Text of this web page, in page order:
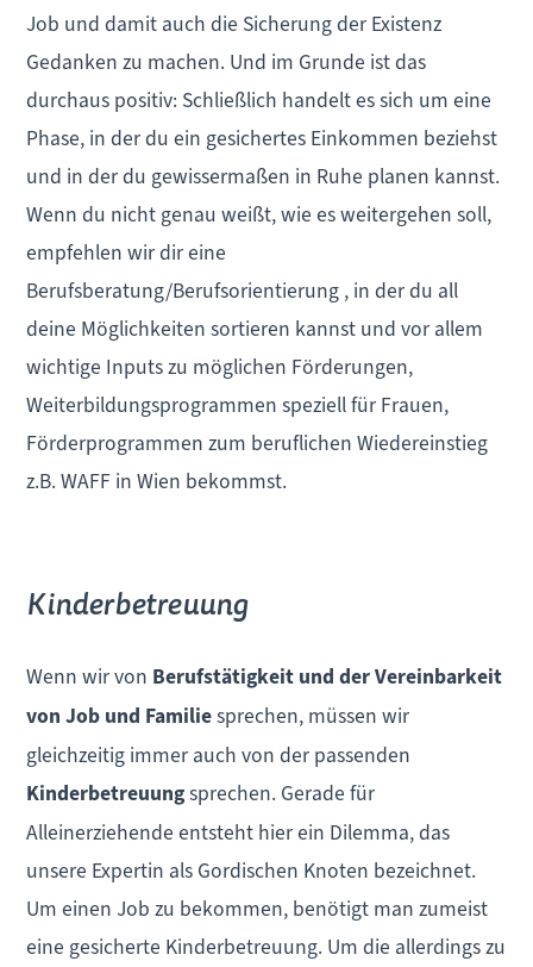
Job und damit auch die Sicherung der Existenz
Gedanken zu machen. Und im Grunde ist das
durchaus positiv: Schließlich handelt es sich um eine
Phase, in der du ein gesichertes Einkommen beziehst
und in der du gewissermaßen in Ruhe planen kannst.
Wenn du nicht genau weißt, wie es weitergehen soll,
empfehlen wir dir eine
Berufsberatung/Berufsorientierung , in der du all
deine Möglichkeiten sortieren kannst und vor allem
wichtige Inputs zu möglichen Förderungen,
Weiterbildungsprogrammen speziell für Frauen,
Förderprogrammen zum beruflichen Wiedereinstieg
z.B. WAFF in Wien bekommst.
Kinderbetreuung
Wenn wir von Berufstätigkeit und der Vereinbarkeit
von Job und Familiesprechen, müssen wir
gleichzeitig immer auch von der passenden
Kinderbetreuungsprechen. Gerade für
Alleinerziehende entsteht hier ein Dilemma, das
unsere Expertin als Gordischen Knoten bezeichnet.
Um einen Job zu bekommen, benötigt man zumeist
eine gesicherte Kinderbetreuung. Um die allerdings zu